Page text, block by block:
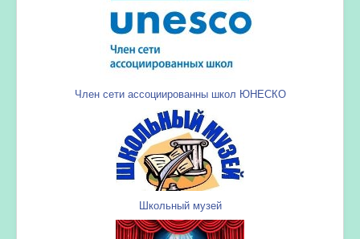
Член сети ассоциированны школ ЮНЕСКО
Школьный музей